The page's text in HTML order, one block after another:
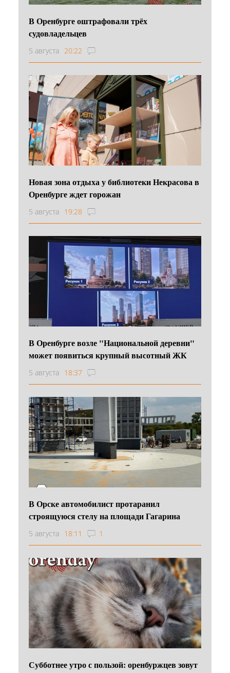
В Оренбурге оштрафовали трёх
судовладельцев
5 августа 20:22
Новая зона отдыха у библиотеки Некрасова в
Оренбурге ждет горожан
5 августа 19:28
В Оренбурге возле "Национальной деревни"
может появиться крупный высотный ЖК
5 августа 18:37
В Орске автомобилист протаранил
строящуюся стелу на площади Гагарина
5 августа 18:11 1
Субботнее утро с пользой: оренбуржцев зовут